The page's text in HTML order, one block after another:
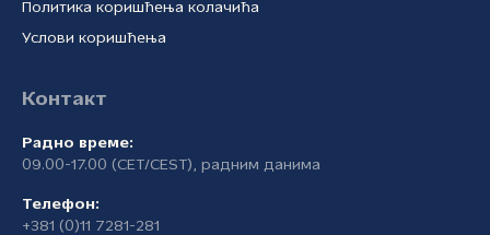
Политика коришћења колачића
Услови коришћења
Контакт
Радно време:
09.00-17.00 (CET/CEST), радним данима
Телефон:
+381 (0)11 7281-281